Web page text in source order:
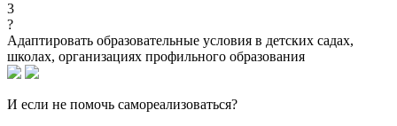
3
?
Адаптировать образовательные условия в детских садах,
школах, организациях профильного образования
И если не помочь самореализоваться?